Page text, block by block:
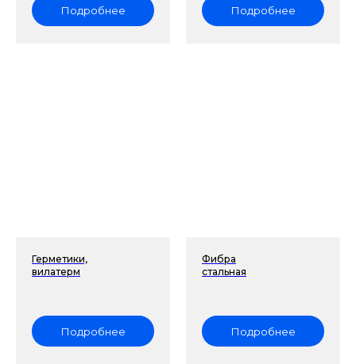
Подробнее Подробнее
Герметики,
вилатерм
Подробнее
Фибра
стальная
Подробнее